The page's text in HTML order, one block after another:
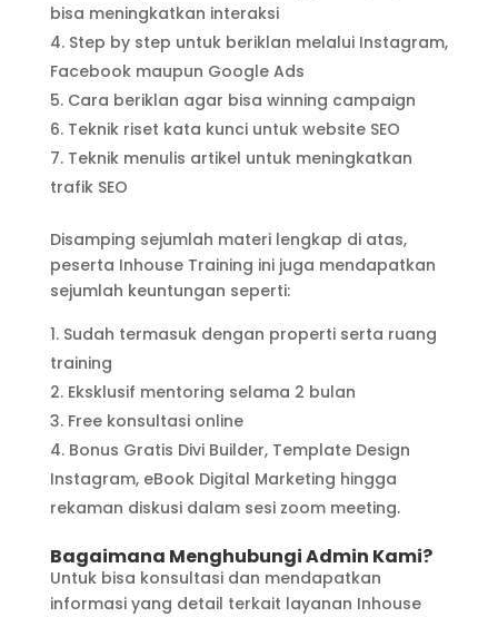
bisa meningkatkan interaksi
Step by step untuk beriklan melalui Instagram,
Facebook maupun Google Ads
Cara beriklan agar bisa winning campaign
Teknik riset kata kunci untuk website SEO
Teknik menulis artikel untuk meningkatkan
trafik SEO
Disamping sejumlah materi lengkap di atas,
peserta Inhouse Training ini juga mendapatkan
sejumlah keuntungan seperti:
Sudah termasuk dengan properti serta ruang
training
Eksklusif mentoring selama 2 bulan
Free konsultasi online
Bonus Gratis Divi Builder, Template Design
Instagram, eBook Digital Marketing hingga
rekaman diskusi dalam sesi zoom meeting.
Bagaimana Menghubungi Admin Kami?
Untuk bisa konsultasi dan mendapatkan
informasi yang detail terkait layanan Inhouse